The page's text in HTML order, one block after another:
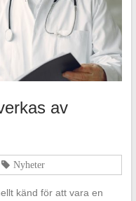
av
Nyheter
känd för att vara en